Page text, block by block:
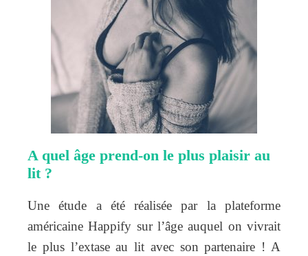
A quel âge prend-on le plus plaisir au
lit ?
Une étude a été réalisée par la plateforme
américaine Happify sur l’âge auquel on vivrait
le plus l’extase au lit avec son partenaire ! A